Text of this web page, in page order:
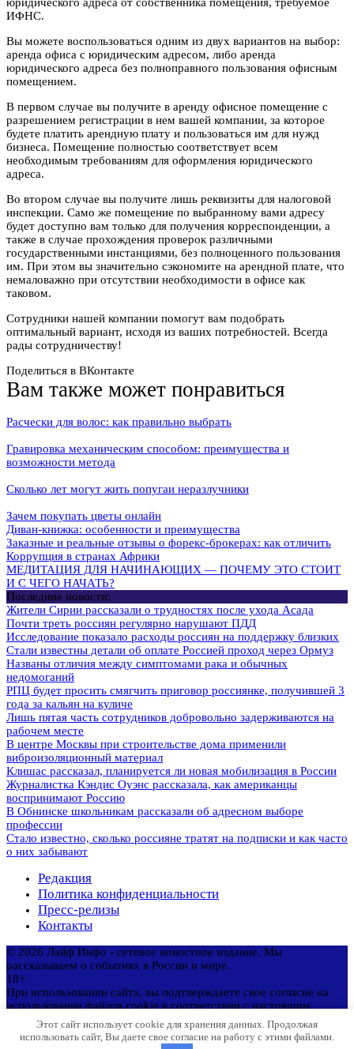
юридического адреса от собственника помещения, требуемое
ИФНС.
Вы можете воспользоваться одним из двух вариантов на выбор:
аренда офиса с юридическим адресом, либо аренда
юридического адреса без полноправного пользования офисным
помещением.
В первом случае вы получите в аренду офисное помещение с
разрешением регистрации в нем вашей компании, за которое
будете платить арендную плату и пользоваться им для нужд
бизнеса. Помещение полностью соответствует всем
необходимым требованиям для оформления юридического
адреса.
Во втором случае вы получите лишь реквизиты для налоговой
инспекции. Само же помещение по выбранному вами адресу
будет доступно вам только для получения корреспонденции, а
также в случае прохождения проверок различными
государственными инстанциями, без полноценного пользования
им. При этом вы значительно сэкономите на арендной плате, что
немаловажно при отсутствии необходимости в офисе как
таковом.
Сотрудники нашей компании помогут вам подобрать
оптимальный вариант, исходя из ваших потребностей. Всегда
рады сотрудничеству!
Поделиться в ВКонтакте
Вам также может понравиться
Расчески для волос: как правильно выбрать
Гравировка механическим способом: преимущества и
возможности метода
Сколько лет могут жить попугаи неразлучники
Зачем покупать цветы онлайн
Диван-книжка: особенности и преимущества
Заказные и реальные отзывы о форекс-брокерах: как отличить
Коррупция в странах Африки
МЕДИТАЦИЯ ДЛЯ НАЧИНАЮЩИХ — ПОЧЕМУ ЭТО СТОИТ
И С ЧЕГО НАЧАТЬ?
Последние новости:
Жители Сирии рассказали о трудностях после ухода Асада
Почти треть россиян регулярно нарушают ПДД
Исследование показало расходы россиян на поддержку близких
Стали известны детали об оплате Россией проход через Ормуз
Названы отличия между симптомами рака и обычных
недомоганий
РПЦ будет просить смягчить приговор россиянке, получившей 3
года за кальян на куличе
Лишь пятая часть сотрудников добровольно задерживаются на
рабочем месте
В центре Москвы при строительстве дома применили
виброизоляционный материал
Клишас рассказал, планируется ли новая мобилизация в России
Журналистка Кэндис Оуэнс рассказала, как американцы
воспринимают Россию
В Обнинске школьникам рассказали об адресном выборе
профессии
Стало известно, сколько россияне тратят на подписки и как часто
о них забывают
Редакция
Политика конфиденциальности
Пресс-релизы
Контакты
© 2026 Лайф Инфо - сетевое новостное издание. Мы
рассказываем о событиях в России и мире.
18+
При использовании сайта, вы подтверждаете свое согласие на
использование файлов cookie в соответствии с настоящим
уведомлением в отношении данного типа файлов. Если вы не
согласны, то должны соответствующим образом установить
настройки вашего браузера или не использовать сайт.
Этот сайт использует cookie для хранения данных. Продолжая
использовать сайт, Вы даете свое согласие на работу с этими файлами.